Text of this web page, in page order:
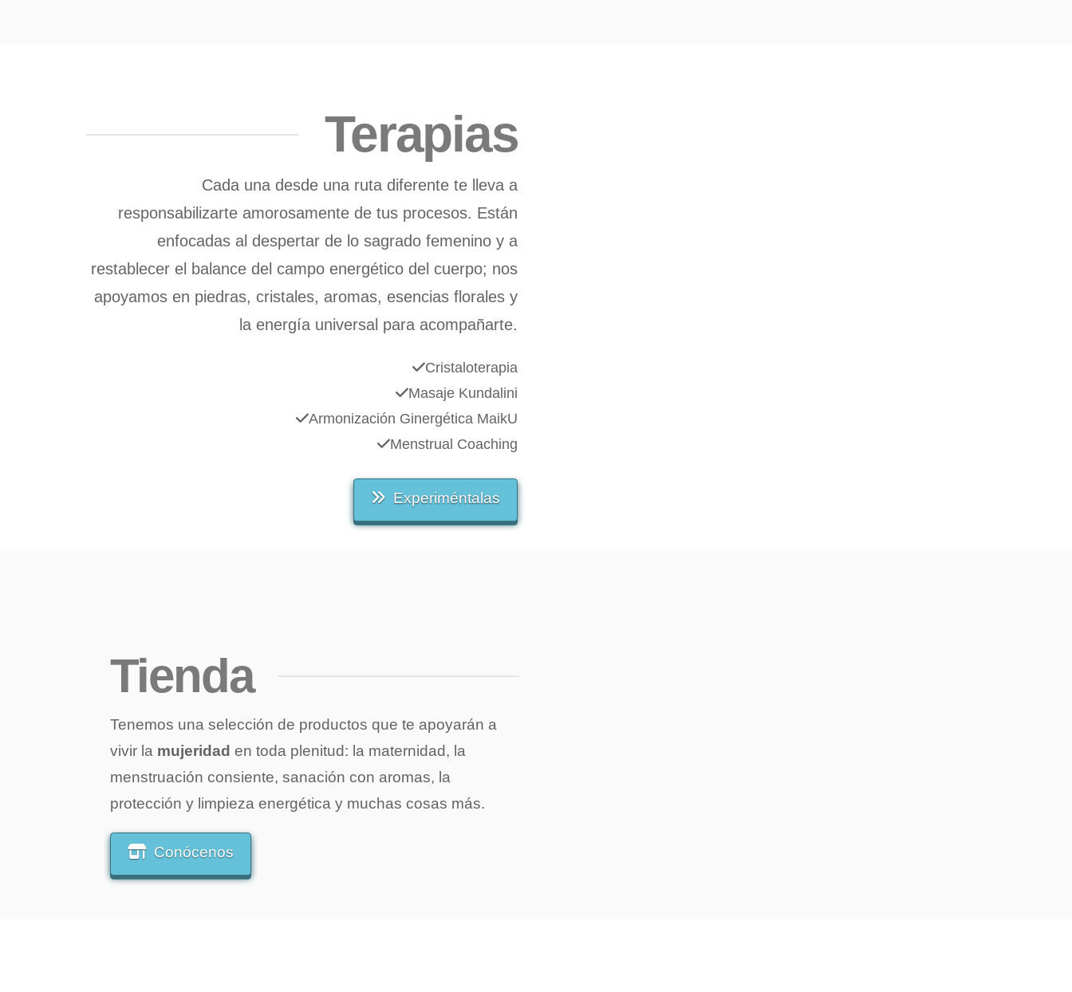
Terapias
Cada una desde una ruta diferente te lleva a
responsabilizarte amorosamente de tus procesos. Están
enfocadas al despertar de lo sagrado femenino y a
restablecer el balance del campo energético del cuerpo; nos
apoyamos en piedras, cristales, aromas, esencias florales y
la energía universal para acompañarte.
Cristaloterapia
Masaje Kundalini
Armonización Ginergética MaikU
Menstrual Coaching
Experiméntalas
Tienda
Tenemos una selección de productos que te apoyarán a
vivir la mujeridad en toda plenitud: la maternidad, la
menstruación consiente, sanación con aromas, la
protección y limpieza energética y muchas cosas más.
Conócenos